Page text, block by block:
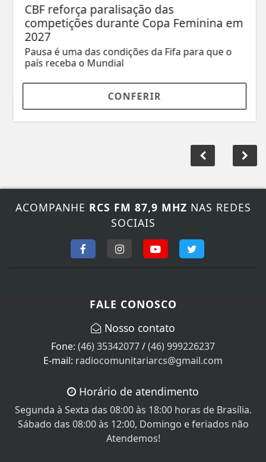
CBF reforça paralisação das
competições durante Copa Feminina em
2027
Pausa é uma das condições da Fifa para que o
país receba o Mundial
CONFERIR
ACOMPANHE RCS FM 87,9 MHZ NAS REDES
SOCIAIS
FALE CONOSCO
Nosso contato
Fone: (46) 35342077/(46) 999226237
E-mail: radiocomunitariarcs@gmail.com
Horário de atendimento
Segunda à Sexta das 08:00 às 18:00 horas de Brasília.
Sábado das 08:00 às 12:00, Domingo e feriados não
Atendemos!